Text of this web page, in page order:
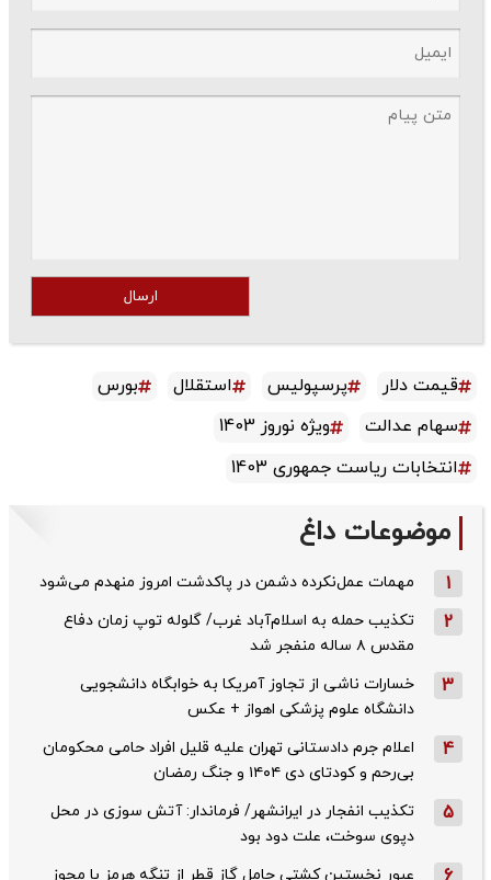
ارسال
قیمت دلار پرسپولیس استقلال
بورس
سهام عدالت
ویژه نوروز 1403
انتخابات ریاست جمهوری 1403
موضوعات داغ
1 مهمات عمل‌نکرده دشمن در پاکدشت امروز منهدم می‌شود
2
تکذیب حمله به اسلام‌آباد غرب/ گلوله توپ زمان دفاع
مقدس ۸ ساله منفجر شد
3
خسارات ناشی از تجاوز آمریکا به خوابگاه دانشجویی
دانشگاه علوم پزشکی اهواز + عکس
4
اعلام جرم دادستانی تهران علیه قلیل افراد حامی محکومان
بی‌رحم و کودتای دی‌ ۱۴۰۴ و جنگ رمضان
5
تکذیب ‌انفجار در ایرانشهر/ فرماندار: آتش سوزی در محل
دپوی سوخت، علت دود بود
عبور نخستین کشتی حامل گاز قطر از تنگه هرمز با مجوز